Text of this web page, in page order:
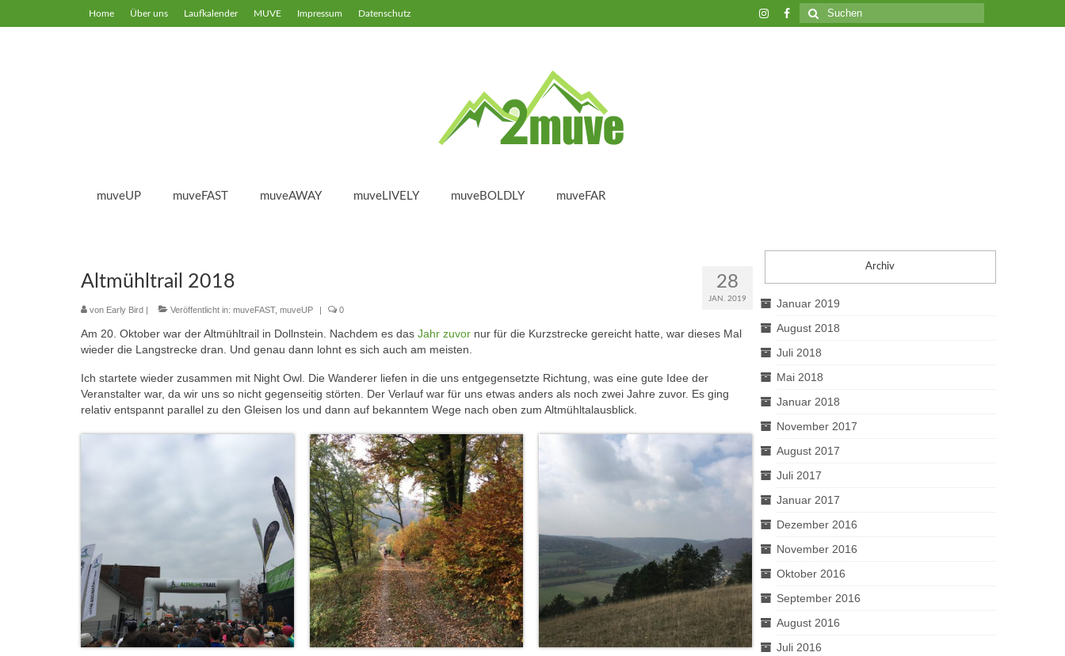
Home Über uns Laufkalender MUVE Impressum Datenschutz
Suche
nach:
muveUP muveFAST muveAWAY muveLIVELY muveBOLDLY muveFAR
28
JAN. 2019
Altmühltrail 2018
von Early Bird | Veröffentlicht in: muveFAST, muveUP | 0
Am 20. Oktober war der Altmühltrail in Dollnstein. Nachdem es das Jahr zuvor nur für die Kurzstrecke gereicht hatte, war dieses Mal
wieder die Langstrecke dran. Und genau dann lohnt es sich auch am meisten.
Ich startete wieder zusammen mit Night Owl. Die Wanderer liefen in die uns entgegensetzte Richtung, was eine gute Idee der
Veranstalter war, da wir uns so nicht gegenseitig störten. Der Verlauf war für uns etwas anders als noch zwei Jahre zuvor. Es ging
relativ entspannt parallel zu den Gleisen los und dann auf bekanntem Wege nach oben zum Altmühltalausblick.
Archiv
Januar 2019
August 2018
Juli 2018
Mai 2018
Januar 2018
November 2017
August 2017
Juli 2017
Januar 2017
Dezember 2016
November 2016
Oktober 2016
September 2016
August 2016
Juli 2016